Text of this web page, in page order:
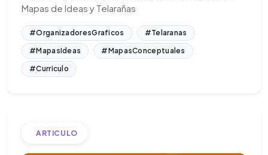
Mapas de Ideas y Telarañas
#OrganizadoresGraficos
#Telaranas
#MapasIdeas
#MapasConceptuales
#Curriculo
ARTICULO